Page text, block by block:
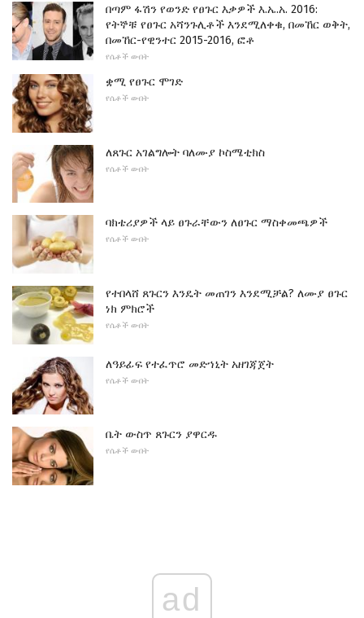
በጣም ፋሽን የወንድ የፀጉር እቃዎች እ.ኤ.አ. 2016:
የትኞቹ የፀጉር አሻንጉሊቶች እንደሚለቀቁ, በመኸር ወቅት,
በመኸር-የዊንተር 2015-2016, ፎቶ
የሴቶች ውበት
ቋሚ የፀጉር ሞገድ
የሴቶች ውበት
ለጸጉር አገልግሎት ባለሙያ ኮስሜቲክስ
የሴቶች ውበት
ባክቴሪያዎች ላይ ፀጉራቸውን ለፀጉር ማስቀመጫዎች
የሴቶች ውበት
የተበላሸ ጸጉርን እንዴት መጠገን እንደሚቻል? ለሙያ ፀጉር
ነክ ምክሮች
የሴቶች ውበት
ለዓይፊፍ የተፈጥሮ መድኀኒት አዘገጃጀት
የሴቶች ውበት
ቤት ውስጥ ጸጉርን ያዋርዱ
የሴቶች ውበት
ad